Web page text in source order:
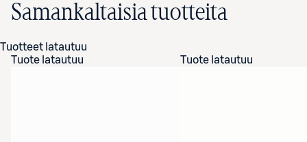
Samankaltaisia tuotteita
Tuotteet latautuu
Tuote latautuu
Tuote latautuu